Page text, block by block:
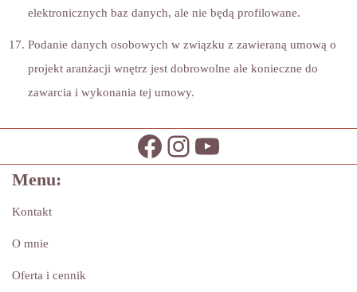
elektronicznych baz danych, ale nie będą profilowane.
Podanie danych osobowych w związku z zawieraną umową o
projekt aranżacji wnętrz jest dobrowolne ale konieczne do
zawarcia i wykonania tej umowy.
Menu:
Kontakt
O mnie
Oferta i cennik